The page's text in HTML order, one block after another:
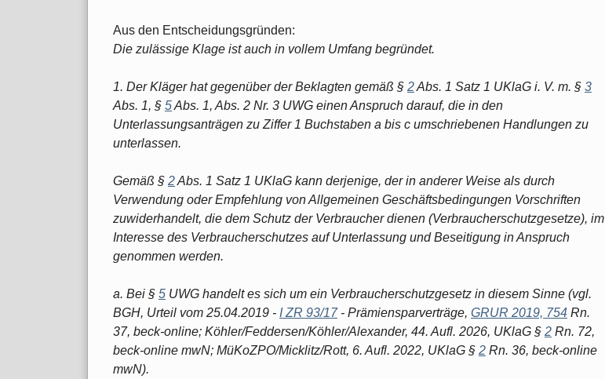
Aus den Entscheidungsgründen:
Die zulässige Klage ist auch in vollem Umfang begründet.
1. Der Kläger hat gegenüber der Beklagten gemäß § 2Abs. 1 Satz 1 UKlaG i. V. m. § 3
Abs. 1, § 5Abs. 1, Abs. 2 Nr. 3 UWG einen Anspruch darauf, die in den
Unterlassungsanträgen zu Ziffer 1 Buchstaben a bis c umschriebenen Handlungen zu
unterlassen.
Gemäß § 2Abs. 1 Satz 1 UKlaG kann derjenige, der in anderer Weise als durch
Verwendung oder Empfehlung von Allgemeinen Geschäftsbedingungen Vorschriften
zuwiderhandelt, die dem Schutz der Verbraucher dienen (Verbraucherschutzgesetze), im
Interesse des Verbraucherschutzes auf Unterlassung und Beseitigung in Anspruch
genommen werden.
a. Bei § 5 UWG handelt es sich um ein Verbraucherschutzgesetz in diesem Sinne (vgl.
BGH, Urteil vom 25.04.2019 - I ZR 93/17- Prämiensparverträge, GRUR 2019, 754 Rn.
37, beck-online; Köhler/Feddersen/Köhler/Alexander, 44. Aufl. 2026, UKlaG § 2 Rn. 72,
beck-online mwN; MüKoZPO/Micklitz/Rott, 6. Aufl. 2022, UKlaG § 2 Rn. 36, beck-online
mwN).